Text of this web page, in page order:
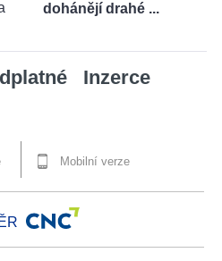
dohánějí drahé ...
Inzerce
Mobilní verze